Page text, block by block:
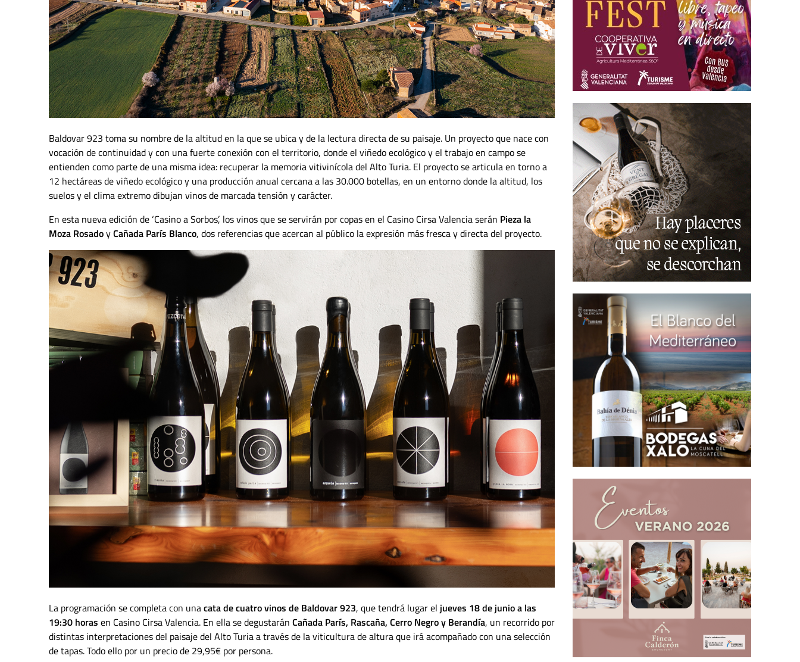
Baldovar 923 toma su nombre de la altitud en la que se ubica y de la lectura directa de su paisaje. Un proyecto que nace con
vocación de continuidad y con una fuerte conexión con el territorio, donde el viñedo ecológico y el trabajo en campo se
entienden como parte de una misma idea: recuperar la memoria vitivinícola del Alto Turia. El proyecto se articula en torno a
12 hectáreas de viñedo ecológico y una producción anual cercana a las 30.000 botellas, en un entorno donde la altitud, los
suelos y el clima extremo dibujan vinos de marcada tensión y carácter.
En esta nueva edición de ‘Casino a Sorbos’, los vinos que se servirán por copas en el Casino Cirsa Valencia serán Pieza la
Moza RosadoyCañada París Blanco, dos referencias que acercan al público la expresión más fresca y directa del proyecto.
La programación se completa con unacata de cuatro vinos de Baldovar 923, que tendrá lugar el jueves 18 de junio a las
19:30 horas en Casino Cirsa Valencia. En ella se degustarán Cañada París, Rascaña, Cerro Negro y Berandía, un recorrido por
distintas interpretaciones del paisaje del Alto Turia a través de la viticultura de altura que irá acompañado con una selección
de tapas. Todo ello por un precio de 29,95€ por persona.